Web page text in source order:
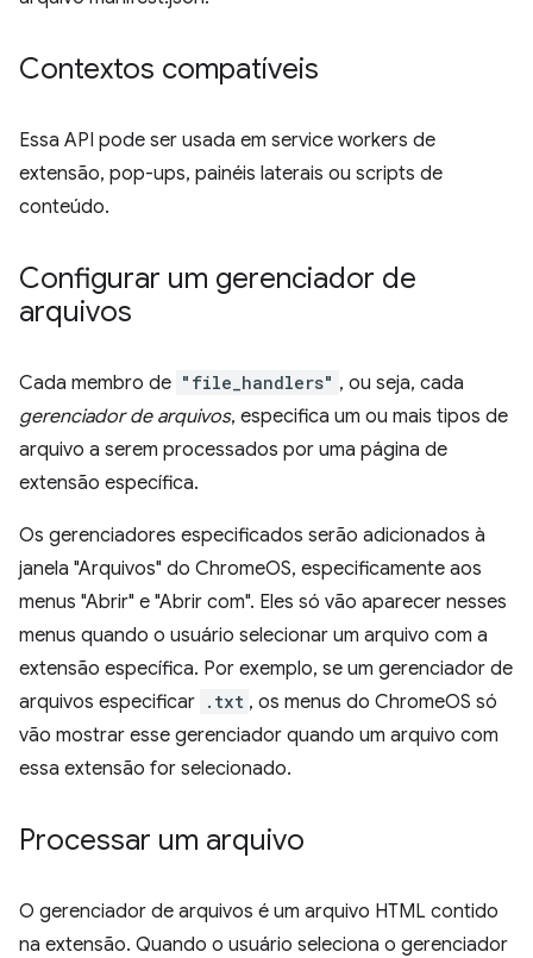
Contextos compatíveis
Essa API pode ser usada em service workers de
extensão, pop-ups, painéis laterais ou scripts de
conteúdo.
Configurar um gerenciador de
arquivos
Cada membro de "file_handlers" , ou seja, cada
gerenciador de arquivos, especifica um ou mais tipos de
arquivo a serem processados por uma página de
extensão específica.
Os gerenciadores especificados serão adicionados à
janela "Arquivos" do ChromeOS, especificamente aos
menus "Abrir" e "Abrir com". Eles só vão aparecer nesses
menus quando o usuário selecionar um arquivo com a
extensão específica. Por exemplo, se um gerenciador de
arquivos especificar .txt , os menus do ChromeOS só
vão mostrar esse gerenciador quando um arquivo com
essa extensão for selecionado.
Processar um arquivo
O gerenciador de arquivos é um arquivo HTML contido
na extensão. Quando o usuário seleciona o gerenciador